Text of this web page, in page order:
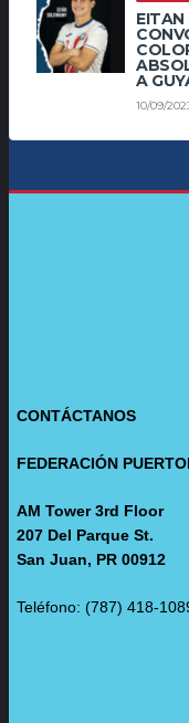
EITAN
A
10/09/
CONTÁCTANOS
FEDERACIÓN
AM Tower 3rd Floor
207 Del Parque St.
San Juan, PR 00912
Teléfono: (787) 418-